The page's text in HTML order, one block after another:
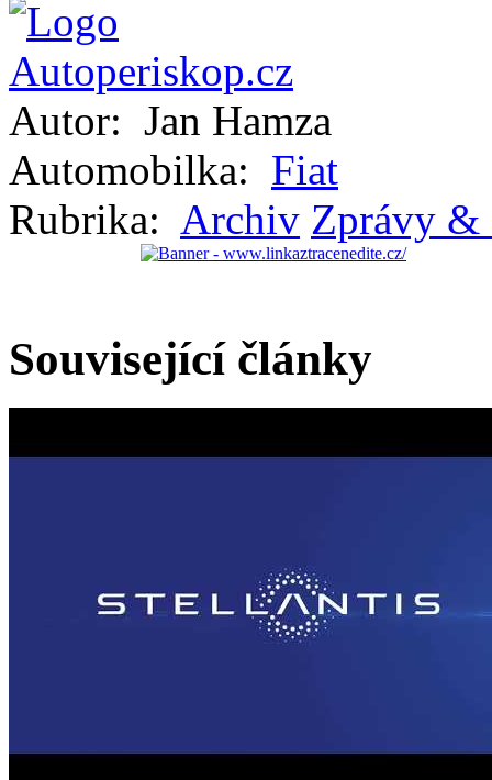
Autor: Jan Hamza
Automobilka: Fiat
Rubrika: Archiv Zprávy &
Související články